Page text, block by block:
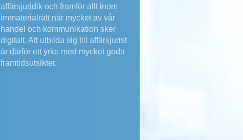
affärsjuridik och framför allt inom
immaterialrätt när mycket av vår
handel och kommunikation sker
digitalt. Att utbilda sig till affärsjurist
är därför ett yrke med mycket goda
framtidsutsikter.